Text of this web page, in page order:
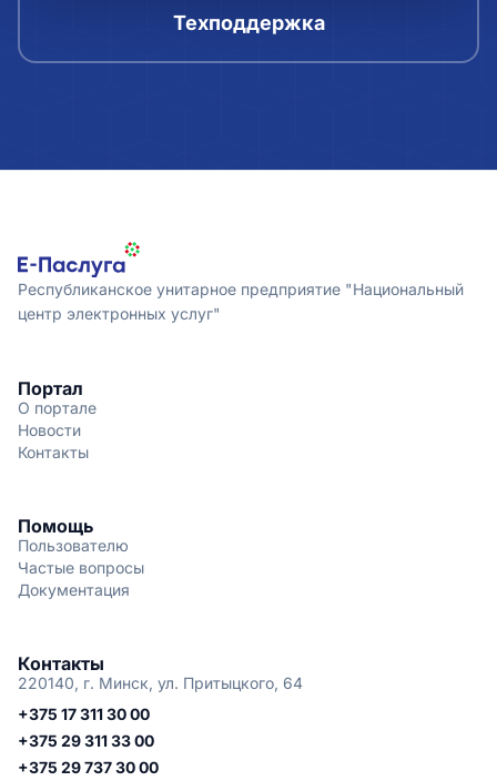
Техподдержка
Республиканское унитарное предприятие "Национальный
центр электронных услуг"
Портал
О портале
Новости
Контакты
Помощь
Пользователю
Частые вопросы
Документация
Контакты
220140, г. Минск, ул. Притыцкого, 64
+375 17 311 30 00
+375 29 311 33 00
+375 29 737 30 00